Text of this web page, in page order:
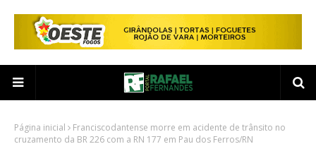
Página inicial
Franciscodantense morre em acidente de trânsito no
cruzamento da BR 226 com a RN 177 em Pau dos Ferros/RN